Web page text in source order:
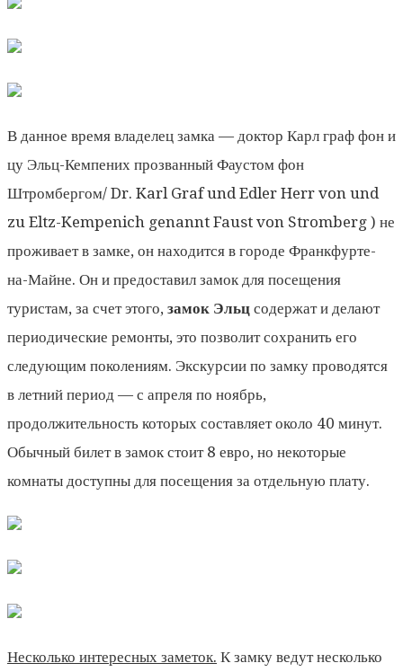
В данное время владелец замка — доктор Карл граф фон и
цу Эльц-Кемпених прозванный Фаустом фон
Штромбергом/ Dr. Karl Graf und Edler Herr von und
zu Eltz-Kempenich genannt Faust von Stromberg ) не
проживает в замке, он находится в городе Франкфурте-
на-Майне. Он и предоставил замок для посещения
туристам, за счет этого, замок Эльц содержат и делают
периодические ремонты, это позволит сохранить его
следующим поколениям. Экскурсии по замку проводятся
в летний период — с апреля по ноябрь,
продолжительность которых составляет около 40 минут.
Обычный билет в замок стоит 8 евро, но некоторые
комнаты доступны для посещения за отдельную плату.
Несколько интересных заметок. К замку ведут несколько